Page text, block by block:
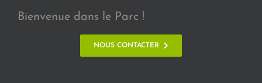
Bienvenue dans le Parc !
NOUS CONTACTER